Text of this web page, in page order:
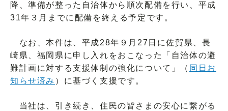
降、準備が整った自治体から順次配備を行い、平成
31年３月までに配備を終える予定です。
なお、本件は、平成28年９月27日に佐賀県、長
崎県、福岡県に申し入れをおこなった「自治体の避
難計画に対する支援体制の強化について」（ 同日お
知らせ済み ）に基づく支援です。
当社は、引き続き、住民の皆さまの安心に繋がる